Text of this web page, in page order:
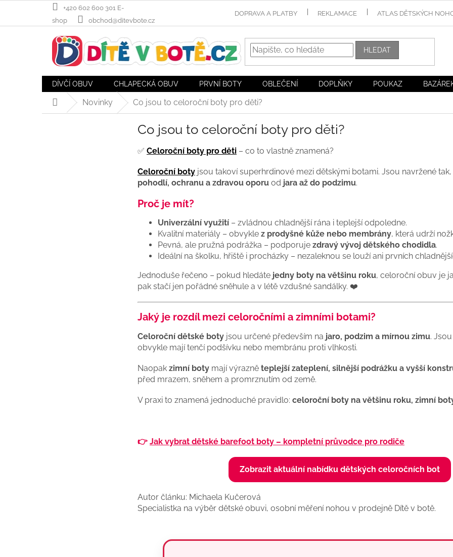
obsah
+420 602 600 301 E-
shop
obchod@ditevbote.cz
DOPRAVA A PLATBY REKLAMACE ATLAS DĚTSKÝCH
HLEDAT
DÍVČÍ OBUV CHLAPECKÁ OBUV PRVNÍ BOTY OBLEČENÍ DOPLŇKY POUKAZ
DomůNovinky Co jsou to celoroční boty pro děti?
Co jsou to celoroční boty pro děti?
✅ Celoroční boty pro děti – co to vlastně znamená?
Celoroční boty jsou takoví superhrdinové mezi dětskými botami. Jsou navržené
pohodlí, ochranu a zdravou oporu od jara až do podzimu.
Proč je mít?
Univerzální využití – zvládnou chladnější rána i teplejší odpoledne.
Kvalitní materiály – obvykle z prodyšné kůže nebo membrány, která udrží
Pevná, ale pružná podrážka – podporuje zdravý vývoj dětského chodidla.
Ideální na školku, hřiště i procházky – nezaleknou se louží ani prvních
Jednoduše řečeno – pokud hledáte jedny boty na většinu roku, celoroční obuv je
pak stačí jen pořádné sněhule a v létě vzdušné sandálky. ❤️
Jaký je rozdíl mezi celoročními a zimními botami?
Celoroční dětské boty jsou určené především na jaro, podzim a mírnou zimu.
obvykle mají tenčí podšívku nebo membránu proti vlhkosti.
Naopak zimní boty mají výrazně teplejší zateplení, silnější podrážku a vyšší
před mrazem, sněhem a promrznutím od země.
V praxi to znamená jednoduché pravidlo: celoroční boty na většinu roku, zimní
👉 Jak vybrat dětské barefoot boty – kompletní průvodce pro rodiče
Zobrazit aktuální nabídku dětských celoročních bot
Autor článku: Michaela Kučerová
Specialistka na výběr dětské obuvi, osobní měření nohou v prodejně Dítě v botě.